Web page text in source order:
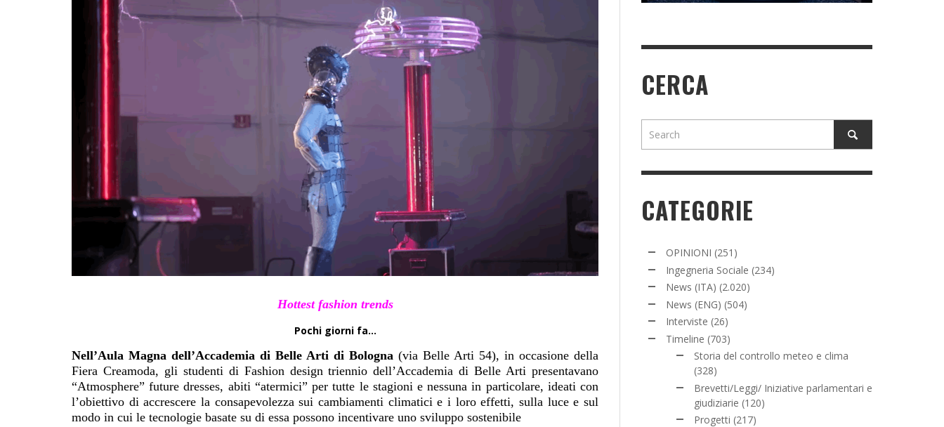
Hottest fashion trends
Pochi giorni fa…
Nell’Aula Magna dell’Accademia di Belle Arti di Bologna (via Belle Arti 54), in occasione della
Fiera Creamoda, gli studenti di Fashion design triennio dell’Accademia di Belle Arti presentavano
“Atmosphere” future dresses, abiti “atermici” per tutte le stagioni e nessuna in particolare, ideati con
l’obiettivo di accrescere la consapevolezza sui cambiamenti climatici e i loro effetti, sulla luce e sul
modo in cui le tecnologie basate su di essa possono incentivare uno sviluppo sostenibile
CERCA
CATEGORIE
OPINIONI (251)
Ingegneria Sociale (234)
News (ITA) (2.020)
News (ENG) (504)
Interviste (26)
Timeline (703)
Storia del controllo meteo e clima
(328)
Brevetti/Leggi/ Iniziative parlamentari e
giudiziarie (120)
Progetti (217)